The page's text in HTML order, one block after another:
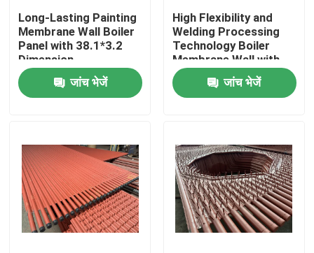
गुणवत्ता नियंत्रण
हमसे संपर्क करें
बॉयलर झिल्ली की दीवार
बॉयलर स्टैक इकोनॉमिज़र
Long-Lasting Painting
Membrane Wall Boiler
Panel with 38.1*3.2
Dimension
जांच भेजें
High Flexibility and
Welding Processing
Technology Boiler
Membrane Wall with
Painting
जांच भेजें